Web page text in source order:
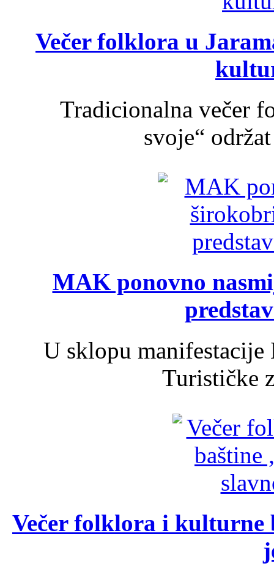
Večer folklora u
Tradicionalna večer
svoje“
MAK ponovno
U sklopu
Turističke
Večer folklora i kulturne